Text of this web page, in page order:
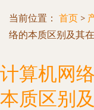
当前位置： 首页 >
络的本质区别及其
计算机网
本质区别